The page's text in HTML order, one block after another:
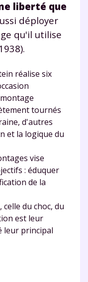
liberté que
déployer
qu'il utilise
réalise six
tournés
d'autres
et la logique du
vise
: éduquer
de la
du choc, du
est leur
leur principal